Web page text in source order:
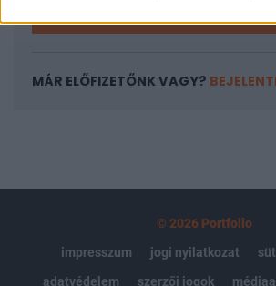
MÁR ELŐFIZETŐNK VAGY?
© 2026 Portfolio
impresszum
jogi nyilatkozat
adatvédelem
szerzői jogok